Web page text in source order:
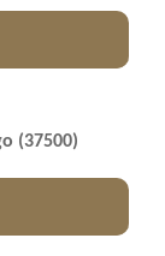
(37500)